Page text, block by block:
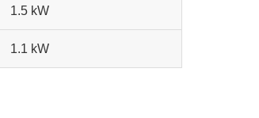
1.5 kW
1.1 kW